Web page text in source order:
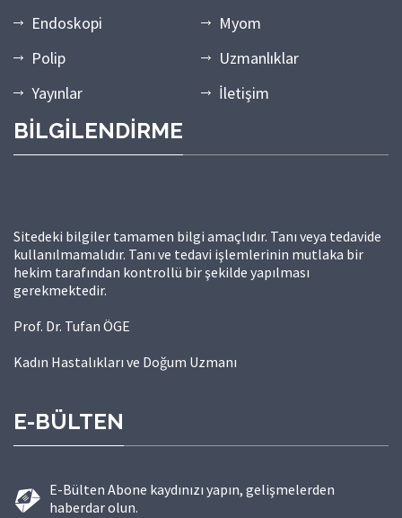
Endoskopi
Myom
Polip
Uzmanlıklar
Yayınlar
İletişim
BİLGİLENDİRME
Sitedeki bilgiler tamamen bilgi amaçlıdır. Tanı veya tedavide
kullanılmamalıdır. Tanı ve tedavi işlemlerinin mutlaka bir
hekim tarafından kontrollü bir şekilde yapılması
gerekmektedir.
Prof. Dr. Tufan ÖGE
Kadın Hastalıkları ve Doğum Uzmanı
E-BÜLTEN
E-Bülten Abone kaydınızı yapın, gelişmelerden
haberdar olun.